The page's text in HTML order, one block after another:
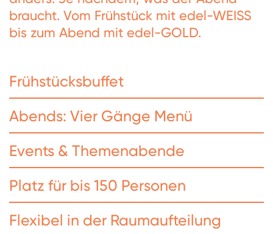
braucht. Vom Frühstück mit edel-WEISS
bis zum Abend mit edel-GOLD.
Frühstücksbuffet
Abends: Vier Gänge Menü
Events & Themenabende
Platz für bis 150 Personen
Flexibel in der Raumaufteilung